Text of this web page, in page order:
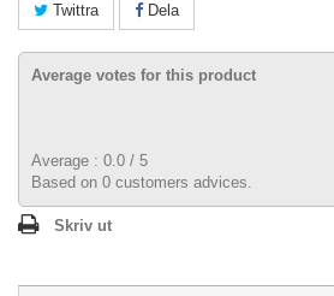
Twittra Dela
Average votes for this product
Average : 0.0 / 5
Based on 0 customers advices.
Skriv ut